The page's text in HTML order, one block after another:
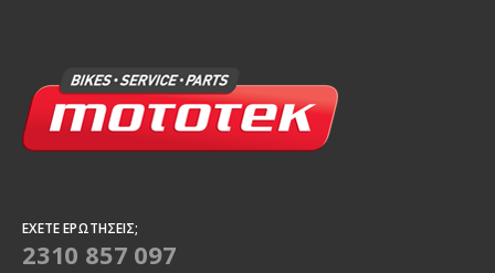
ΈΧΕΤΕ ΕΡΩΤΉΣΕΙΣ;
2310 857 097